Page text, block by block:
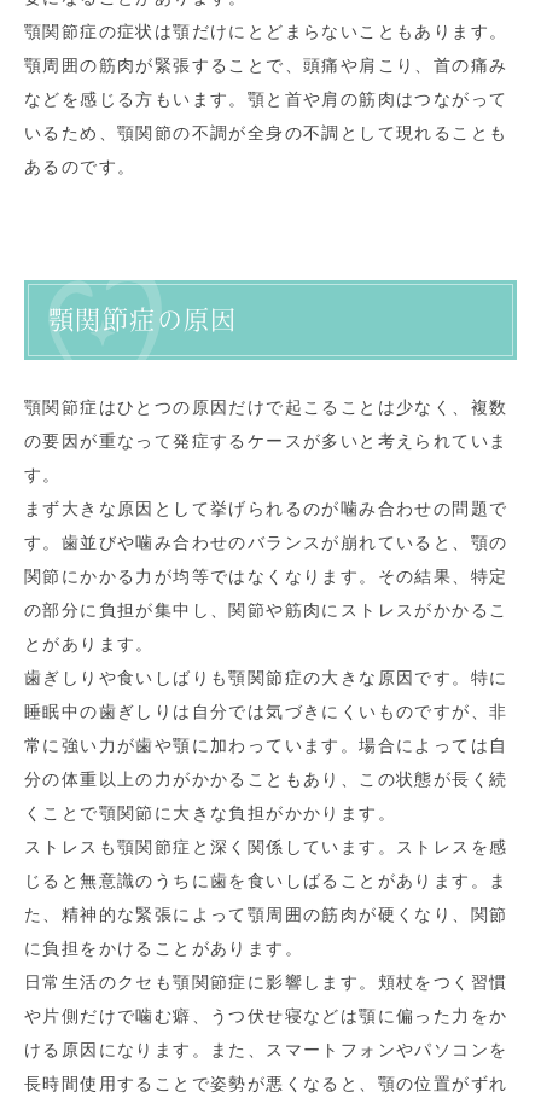
顎関節症の症状は顎だけにとどまらないこともあります。
顎周囲の筋肉が緊張することで、頭痛や肩こり、首の痛み
などを感じる方もいます。顎と首や肩の筋肉はつながって
いるため、顎関節の不調が全身の不調として現れることも
あるのです。
顎関節症の原因
顎関節症はひとつの原因だけで起こることは少なく、複数
の要因が重なって発症するケースが多いと考えられていま
す。
まず大きな原因として挙げられるのが噛み合わせの問題で
す。歯並びや噛み合わせのバランスが崩れていると、顎の
関節にかかる力が均等ではなくなります。その結果、特定
の部分に負担が集中し、関節や筋肉にストレスがかかるこ
とがあります。
歯ぎしりや食いしばりも顎関節症の大きな原因です。特に
睡眠中の歯ぎしりは自分では気づきにくいものですが、非
常に強い力が歯や顎に加わっています。場合によっては自
分の体重以上の力がかかることもあり、この状態が長く続
くことで顎関節に大きな負担がかかります。
ストレスも顎関節症と深く関係しています。ストレスを感
じると無意識のうちに歯を食いしばることがあります。ま
た、精神的な緊張によって顎周囲の筋肉が硬くなり、関節
に負担をかけることがあります。
日常生活のクセも顎関節症に影響します。頬杖をつく習慣
や片側だけで噛む癖、うつ伏せ寝などは顎に偏った力をか
ける原因になります。また、スマートフォンやパソコンを
長時間使用することで姿勢が悪くなると、顎の位置がずれ